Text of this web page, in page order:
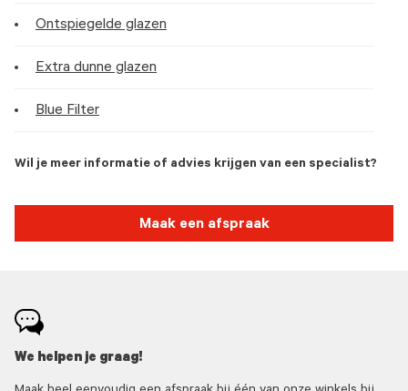
Ontspiegelde glazen
Extra dunne glazen
Blue Filter
Wil je meer informatie of advies krijgen van een specialist?
Maak een afspraak
We helpen je graag!